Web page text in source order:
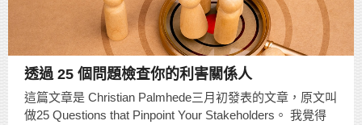
透過 25 個問題檢查你的利害關係人
這篇文章是 Christian Palmhede三月初發表的文章，原文叫
做25 Questions that Pinpoint Your Stakeholders。 我覺得